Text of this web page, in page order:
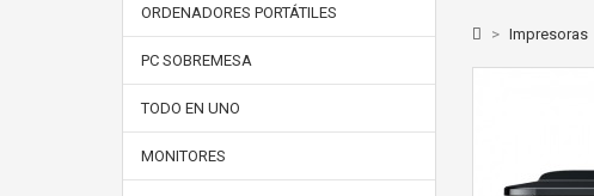
ORDENADORES PORTÁTILES
PC SOBREMESA
TODO EN UNO
MONITORES
> Impresoras